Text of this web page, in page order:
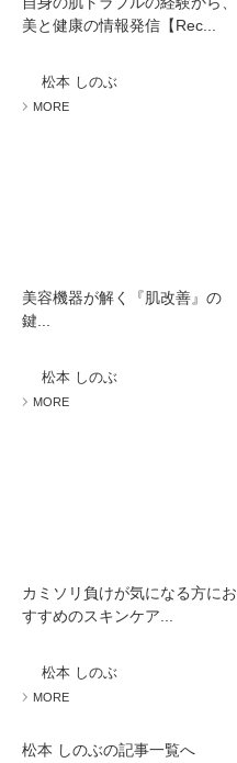
美と健康の情報発信【Rec...
松本 しのぶ
MORE
美容機器が解く『肌改善』の
鍵...
松本 しのぶ
MORE
カミソリ負けが気になる方にお
すすめのスキンケア...
松本 しのぶ
MORE
松本 しのぶの記事一覧へ